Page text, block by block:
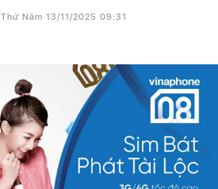
Thứ Năm 13/11/2025 09:31